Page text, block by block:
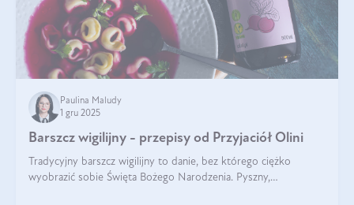
Paulina Maludy
1 gru 2025
Barszcz wigilijny - przepisy od Przyjaciół Olini
Tradycyjny barszcz wigilijny to danie, bez którego ciężko
wyobrazić sobie Święta Bożego Narodzenia. Pyszny,